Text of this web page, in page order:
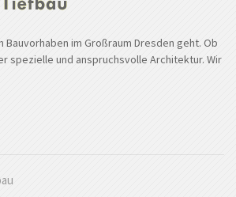
Bauvorhaben im Großraum Dresden geht. Ob
spezielle und anspruchsvolle Architektur. Wir